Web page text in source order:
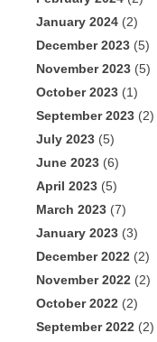
January 2024 (2)
December 2023 (5)
November 2023 (5)
October 2023 (1)
September 2023 (2)
July 2023 (5)
June 2023 (6)
April 2023 (5)
March 2023 (7)
January 2023 (3)
December 2022 (2)
November 2022 (2)
October 2022 (2)
September 2022 (2)